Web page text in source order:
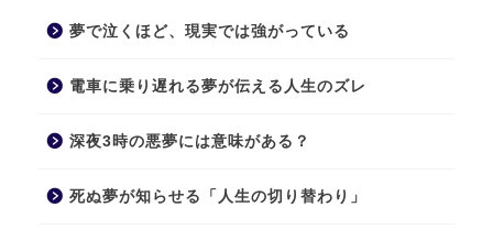
夢で泣くほど、現実では強がっている
電車に乗り遅れる夢が伝える人生のズレ
深夜3時の悪夢には意味がある？
死ぬ夢が知らせる「人生の切り替わり」